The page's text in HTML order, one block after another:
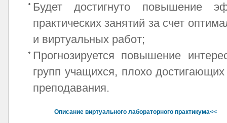
Будет достигнуто повышение
практических занятий за счет
и виртуальных работ;
Прогнозируется повышение
групп учащихся, плохо
преподавания.
Описание виртуального лабораторного практикума<<